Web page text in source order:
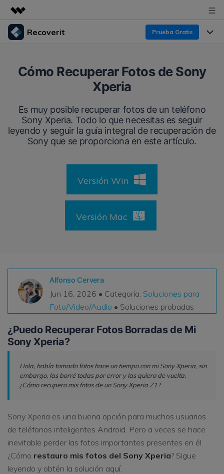
Productos destacados
Utilidades
Empresas
Sala de prensa
Recoverit Prueba Gratis
Recoverit para Windows
Líder en recuperación para Windows
Pruébalo Gratis
Recoverit para Mac
Recupera datos ilimitados del sistema Mac
Pruébalo Gratis
Recupera datos perdidos/eliminados gratis
Pruébalo Gratis
Otros Productos
Repairit - Reparar Datos
UBackit - Respaldar Datos
Recuperar de Unidades
Recuperar Medios Borrados
Recuperar Documentos
Recursos
Experto en Recuperación de Datos
Historias de Clientes
Temas Destacados
DESCARGAR
Cómo Recuperar Fotos de Sony
Xperia
Es muy posible recuperar fotos de un teléfono
Sony Xperia. Todo lo que necesitas es seguir
leyendo y seguir la guía integral de recuperación de
Sony que se proporciona en este artículo.
Versión Win
Versión Mac
Alfonso Cervera
Jun 16, 2026 • Categoría: Soluciones para
Foto/Video/Audio • Soluciones probadas
¿Puedo Recuperar Fotos Borradas de Mi
Sony Xperia?
Hola, había tomado fotos hace un tiempo con mi Sony Xperia, sin
embargo, las borré todas por error y las quiero de vuelta.
¿Cómo recupero mis fotos de un Sony Xperia Z1?
Sony Xperia es una buena opción para muchos usuarios
de teléfonos inteligentes Android. Pero a veces se hace
inevitable perder las fotos importantes presentes en él.
¿Cómo restauro mis fotos del Sony Xperia? Sigue
leyendo y obtén la solución aquí.